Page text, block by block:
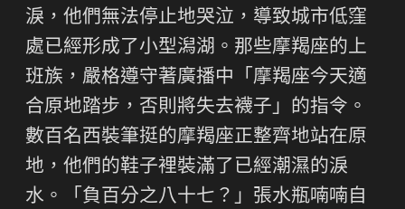
淚，他們無法停止地哭泣，導致城市低窪
處已經形成了小型潟湖。那些摩羯座的上
班族，嚴格遵守著廣播中「摩羯座今天適
合原地踏步，否則將失去襪子」的指令。
數百名西裝筆挺的摩羯座正整齊地站在原
地，他們的鞋子裡裝滿了已經潮濕的淚
水。「負百分之八十七？」張水瓶喃喃自